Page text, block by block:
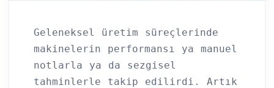
Geleneksel üretim süreçlerinde
makinelerin performansı ya manuel
notlarla ya da sezgisel
tahminlerle takip edilirdi. Artık